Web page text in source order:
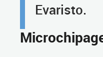
Evaristo.